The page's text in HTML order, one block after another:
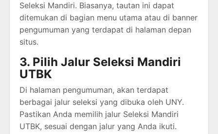
Seleksi Mandiri. Biasanya, tautan ini dapat
ditemukan di bagian menu utama atau di banner
pengumuman yang terdapat di halaman depan
situs.
3. Pilih Jalur Seleksi Mandiri
UTBK
Di halaman pengumuman, akan terdapat
berbagai jalur seleksi yang dibuka oleh UNY.
Pastikan Anda memilih jalur Seleksi Mandiri
UTBK, sesuai dengan jalur yang Anda ikuti.